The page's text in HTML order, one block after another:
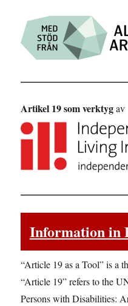
Artikel 19 som verktygav
Information in
“Article 19 as a Tool” is a
“Article 19” refers to the
Persons with Disabilities: